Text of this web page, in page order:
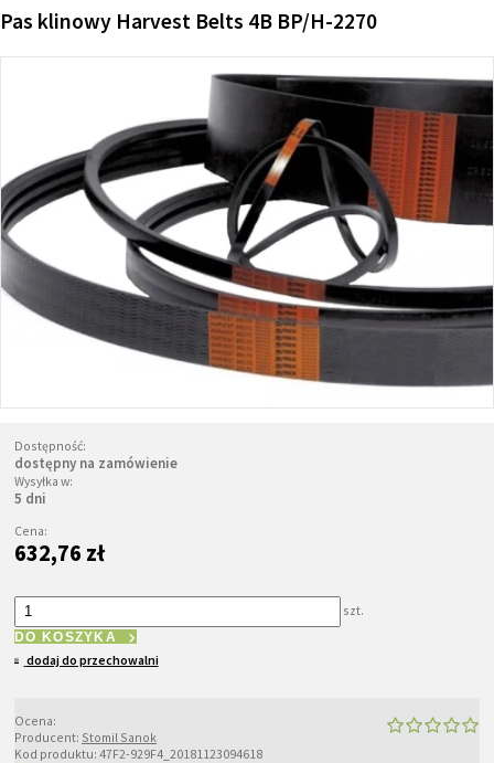
Pas klinowy Harvest Belts 4B BP/H-2270
Dostępność:
dostępny na zamówienie
Wysyłka w:
5 dni
Cena:
632,76 zł
szt.
DO KOSZYKA
dodaj do przechowalni
Ocena:
Producent: Stomil Sanok
Kod produktu: 47F2-929F4_20181123094618